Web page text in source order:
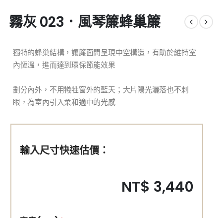
霧灰 023．風琴簾蜂巢簾
獨特的蜂巢結構，讓簾面間呈現中空構造，有助於維持室
內恆溫，進而達到環保節能效果
劃分內外，不用犧牲窗外的藍天；大片陽光灑落也不刺
眼，為室內引入柔和適中的光感
輸入尺寸快速估價：
NT$ 3,440